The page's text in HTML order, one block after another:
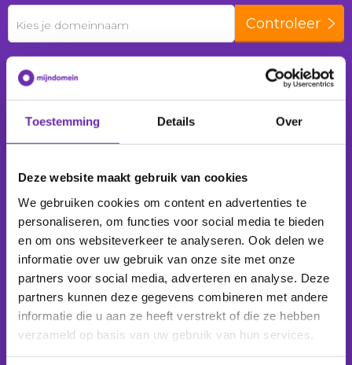
Toestemming Details Over
Deze website maakt gebruik van cookies
We gebruiken cookies om content en advertenties te
personaliseren, om functies voor social media te bieden
en om ons websiteverkeer te analyseren. Ook delen we
informatie over uw gebruik van onze site met onze
partners voor social media, adverteren en analyse. Deze
partners kunnen deze gegevens combineren met andere
informatie die u aan ze heeft verstrekt of die ze hebben
verzameld op basis van uw gebruik van hun services.
Kies je domeinnaam Controleer
459 domeinnamen
Wij beheren
1.039.046 domeinnamenvoor
277.806 klanten.
Producten
Domeinnaam
E-mail
Webhosting